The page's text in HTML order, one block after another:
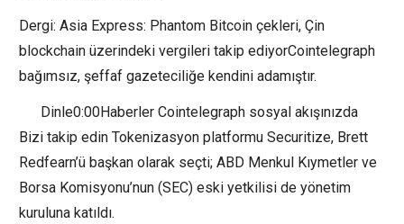
Dergi: Asia Express: Phantom Bitcoin çekleri, Çin
blockchain üzerindeki vergileri takip ediyorCointelegraph
bağımsız, şeffaf gazeteciliğe kendini adamıştır.
Dinle0:00Haberler Cointelegraph sosyal akışınızda
Bizi takip edin Tokenizasyon platformu Securitize, Brett
Redfearn’ü başkan olarak seçti; ABD Menkul Kıymetler ve
Borsa Komisyonu’nun (SEC) eski yetkilisi de yönetim
kuruluna katıldı.